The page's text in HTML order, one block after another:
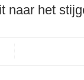
naar het